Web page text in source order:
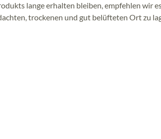
lange erhalten bleiben, empfehlen wir
trockenen und gut belüfteten Ort zu